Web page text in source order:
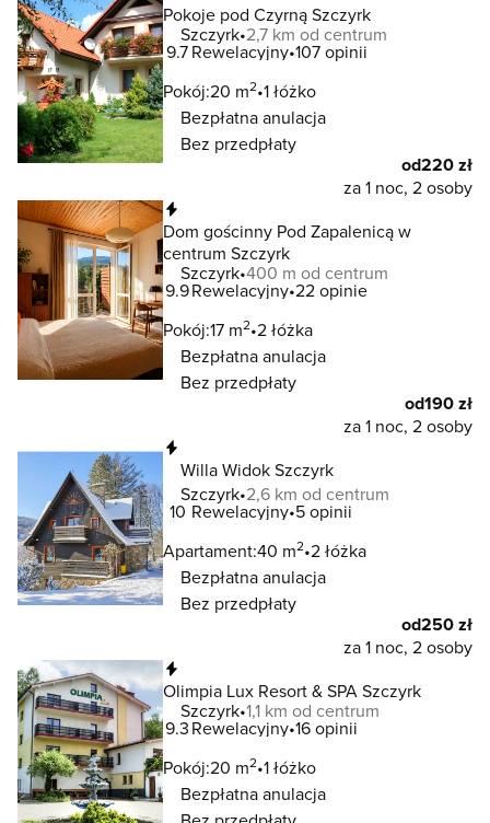
Pokoje pod Czyrną Szczyrk
Szczyrk 2,7 km od centrum
9.7Rewelacyjny 107 opinii
Pokój:20 m2 1 łóżko
Bezpłatna anulacja
Bez przedpłaty
od220 zł
za 1 noc, 2 osoby
Dom gościnny Pod Zapalenicą w
centrum Szczyrk
Szczyrk 400 m od centrum
9.9Rewelacyjny 22 opinie
Pokój:17 m2 2 łóżka
Bezpłatna anulacja
Bez przedpłaty
od190 zł
za 1 noc, 2 osoby
Willa Widok Szczyrk
Szczyrk 2,6 km od centrum
10 Rewelacyjny 5 opinii
Apartament:40 m2 2 łóżka
Bezpłatna anulacja
Bez przedpłaty
od250 zł
za 1 noc, 2 osoby
Olimpia Lux Resort & SPA Szczyrk
Szczyrk 1,1 km od centrum
9.3Rewelacyjny 16 opinii
Pokój:20 m2 1 łóżko
Bezpłatna anulacja